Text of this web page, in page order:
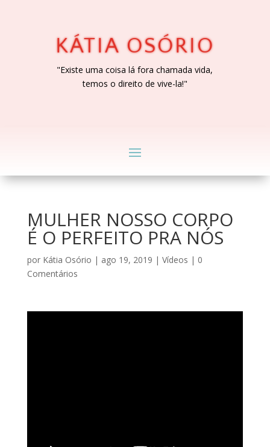
KÁTIA OSÓRIO
"Existe uma coisa lá fora chamada vida,
temos o direito de vive-la!"
MULHER NOSSO CORPO
É O PERFEITO PRA NÓS
por Kátia Osório | ago 19, 2019 | Vídeos | 0
Comentários